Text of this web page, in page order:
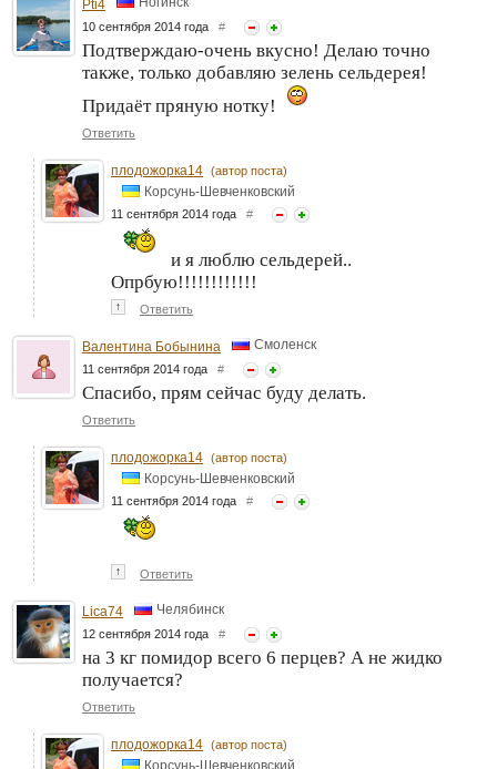
Pti4
10 сентября 2014 года #
Подтверждаю-очень вкусно! Делаю точно
также, только добавляю зелень сельдерея!
Придаёт пряную нотку!
Ответить
плодожорка14 (автор поста)
Корсунь-Шевченковский
11 сентября 2014 года #
и я люблю сельдерей..
Опрбую!!!!!!!!!!!!
↑ Ответить
Валентина Бобынина Смоленск
11 сентября 2014 года #
Спасибо, прям сейчас буду делать.
Ответить
плодожорка14 (автор поста)
Корсунь-Шевченковский
11 сентября 2014 года #
↑ Ответить
Lica74 Челябинск
12 сентября 2014 года #
на 3 кг помидор всего 6 перцев? А не жидко
получается?
Ответить
плодожорка14 (автор поста)
Корсунь-Шевченковский